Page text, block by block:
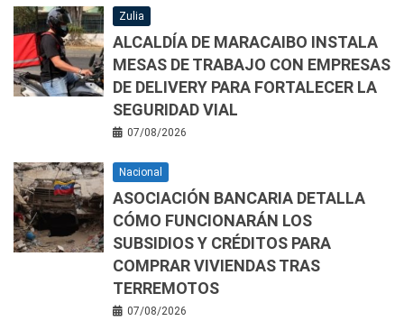
Zulia
ALCALDÍA DE MARACAIBO INSTALA
MESAS DE TRABAJO CON EMPRESAS
DE DELIVERY PARA FORTALECER LA
SEGURIDAD VIAL
07/08/2026
Nacional
ASOCIACIÓN BANCARIA DETALLA
CÓMO FUNCIONARÁN LOS
SUBSIDIOS Y CRÉDITOS PARA
COMPRAR VIVIENDAS TRAS
TERREMOTOS
07/08/2026